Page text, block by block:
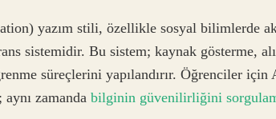
yazım stili, özellikle sosyal bilimlerde
sistemidir. Bu sistem; kaynak gösterme,
süreçlerini yapılandırır. Öğrenciler için
zamanda bilginin güvenilirliğini